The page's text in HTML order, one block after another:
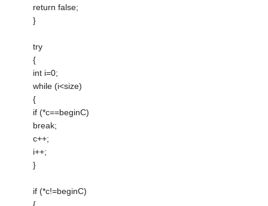
return false;
}
try
{
int i=0;
while (i<size)
{
if (*c==beginC)
break;
c++;
i++;
}
if (*c!=beginC)